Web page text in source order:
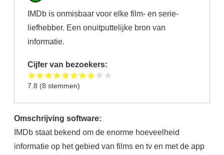
IMDb is onmisbaar voor elke film- en serie-
liefhebber. Een onuitputtelijke bron van
informatie.
Cijfer van bezoekers:
7.8 (8 stemmen)
Omschrijving software:
IMDb staat bekend om de enorme hoeveelheid
informatie op het gebied van films en tv en met de app